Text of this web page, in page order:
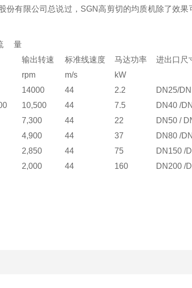
份有限公司总说过， SGN高剪切的均质机除了效果
量
输出转速 标准线速度 马达功率
进出口尺
rpm m/s
kW
14000 44 2.2
DN25/
10,500 44 7.5
DN40 /
7,300 44 22
DN50 /
4,900 44 37
DN80 /
2,850 44 75
DN150 /
2,000 44 160 DN200 /